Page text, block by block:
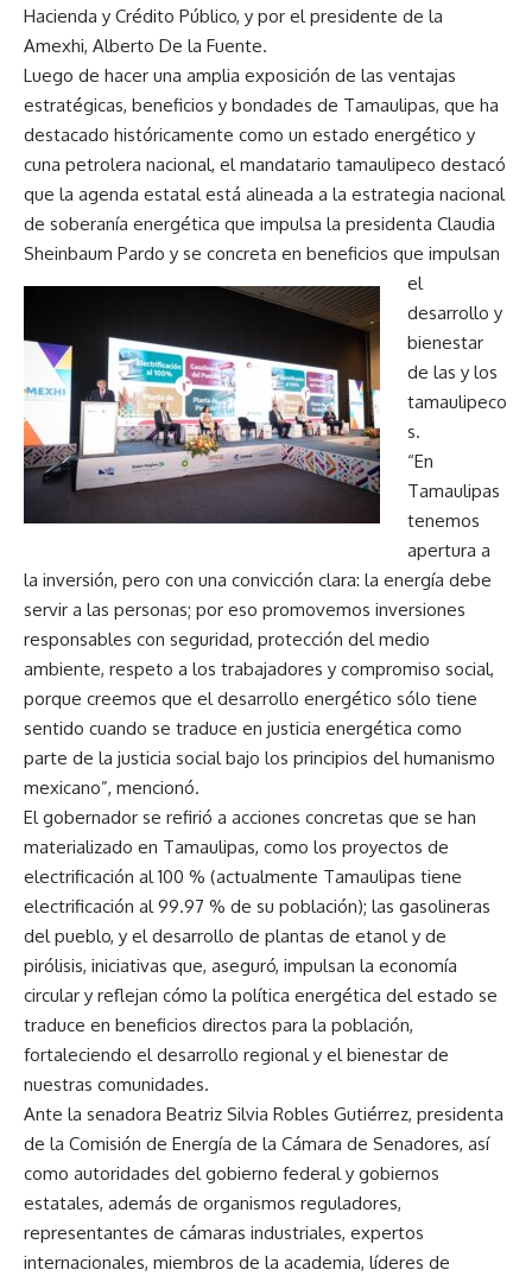
Hacienda y Crédito Público, y por el presidente de la
Amexhi, Alberto De la Fuente.
Luego de hacer una amplia exposición de las ventajas
estratégicas, beneficios y bondades de Tamaulipas, que ha
destacado históricamente como un estado energético y
cuna petrolera nacional, el mandatario tamaulipeco destacó
que la agenda estatal está alineada a la estrategia nacional
de soberanía energética que impulsa la presidenta Claudia
Sheinbaum Pardo y se concreta en beneficios que impulsan
el
desarrollo y
bienestar
de las y los
tamaulipeco
s.
“En
Tamaulipas
tenemos
apertura a
la inversión, pero con una convicción clara: la energía debe
servir a las personas; por eso promovemos inversiones
responsables con seguridad, protección del medio
ambiente, respeto a los trabajadores y compromiso social,
porque creemos que el desarrollo energético sólo tiene
sentido cuando se traduce en justicia energética como
parte de la justicia social bajo los principios del humanismo
mexicano”, mencionó.
El gobernador se refirió a acciones concretas que se han
materializado en Tamaulipas, como los proyectos de
electrificación al 100 % (actualmente Tamaulipas tiene
electrificación al 99.97 % de su población); las gasolineras
del pueblo, y el desarrollo de plantas de etanol y de
pirólisis, iniciativas que, aseguró, impulsan la economía
circular y reflejan cómo la política energética del estado se
traduce en beneficios directos para la población,
fortaleciendo el desarrollo regional y el bienestar de
nuestras comunidades.
Ante la senadora Beatriz Silvia Robles Gutiérrez, presidenta
de la Comisión de Energía de la Cámara de Senadores, así
como autoridades del gobierno federal y gobiernos
estatales, además de organismos reguladores,
representantes de cámaras industriales, expertos
internacionales, miembros de la academia, líderes de